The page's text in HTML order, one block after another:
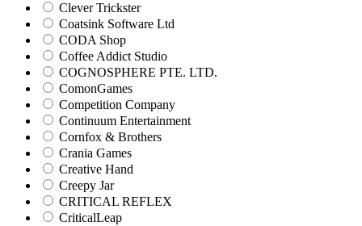
Clever Trickster
Coatsink Software Ltd
CODA Shop
Coffee Addict Studio
COGNOSPHERE PTE. LTD.
ComonGames
Competition Company
Continuum Entertainment
Cornfox & Brothers
Crania Games
Creative Hand
Creepy Jar
CRITICAL REFLEX
CriticalLeap